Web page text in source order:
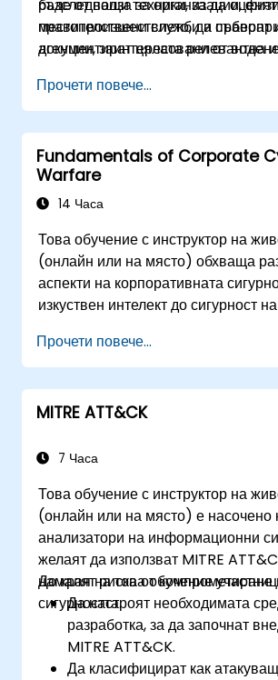
разследващи техники, за да оценят
местопроизшествието, да съберат
документират цялата релевантна
поддържат веригата за съхранение
доказателства и да изготвят
констатации.
бъде от полза за организации,
правителствени служби и
агенции, заинтересовани от
коригиращи действия въз основа
доказателства.
Прочети повече...
Fundamentals of Corporate
Warfare
14 Часа
Това обучение с инструктор на
(онлайн или на място) обхваща
аспекти на корпоративната
изкуствен интелект до сигурност
инструменти, процеси и начин на
необходими за защита от атаки.
Прочети повече...
MITRE ATT&CK
7 Часа
Това обучение с инструктор на
(онлайн или на място) е насочено
анализатори на информационни
желаят да използват MITRE
намалят риска от компрометиране
сигурността.
До края на това обучение
Да настроят необходимата
разработка, за да започнат
MITRE ATT&CK.
Да класифицират как